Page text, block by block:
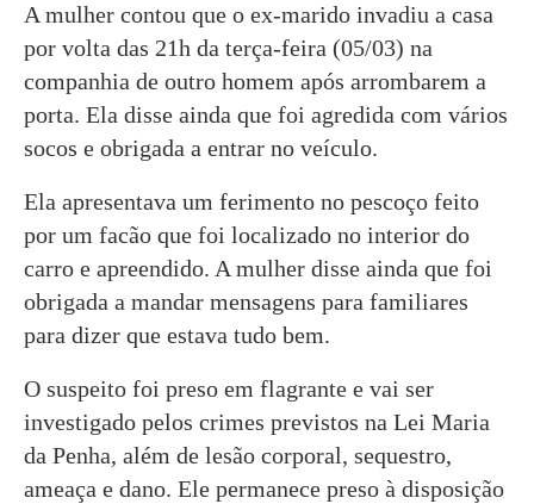
A mulher contou que o ex-marido invadiu a casa
por volta das 21h da terça-feira (05/03) na
companhia de outro homem após arrombarem a
porta. Ela disse ainda que foi agredida com vários
socos e obrigada a entrar no veículo.
Ela apresentava um ferimento no pescoço feito
por um facão que foi localizado no interior do
carro e apreendido. A mulher disse ainda que foi
obrigada a mandar mensagens para familiares
para dizer que estava tudo bem.
O suspeito foi preso em flagrante e vai ser
investigado pelos crimes previstos na Lei Maria
da Penha, além de lesão corporal, sequestro,
ameaça e dano. Ele permanece preso à disposição